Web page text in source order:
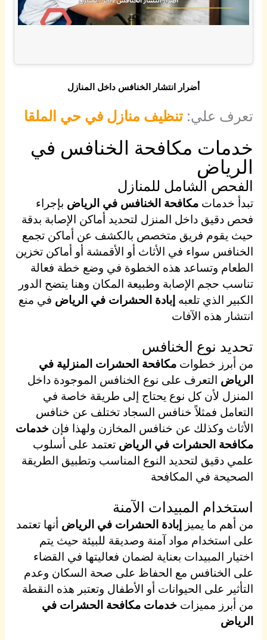
أضرار انتشار الخنافس داخل المنازل
تعرف علي: تنظيف منازل في حي الملقا
خدمات مكافحة الخنافس في
الرياض
الفحص الشامل للمنازل
تبدأ خدماتمكافحة الخنافس في الرياض بإجراء
فحص دقيق داخل المنزل لتحديد أماكن الإصابة بدقة
حيث يقوم فريق متخصص بالكشف عن أماكن تجمع
الخنافس سواء في الأثاث أو الأقمشة أو أماكن تخزين
الطعام وتساعد هذه الخطوة في وضع خطة فعالة
تناسب حجم الإصابة وطبيعة المكان وهنا يتضح الدور
الكبير الذي تلعبهإبادة الحشرات في الرياض في منع
انتشار هذه الآفات
تحديد نوع الخنافس
من أبرز خطوات مكافحة الحشرات المنزلية في
الرياض التعرف على نوع الخنافس الموجودة داخل
المنزل لأن كل نوع يحتاج إلى طريقة خاصة في
التعامل فمثلاً خنافس السجاد تختلف عن خنافس
الأثاث وكذلك عن خنافس المخازن ولهذا فإن خدمات
مكافحة الحشرات في الرياض تعتمد على أسلوب
علمي دقيق لتحديد النوع المناسب وتطبيق الطريقة
الصحيحة في المكافحة
استخدام المبيدات الآمنة
من أهم ما يميزإبادة الحشرات في الرياض أنها تعتمد
على استخدام مواد آمنة وصديقة للبيئة حيث يتم
اختيار المبيدات بعناية لضمان فعاليتها في القضاء
على الخنافس مع الحفاظ على صحة السكان وعدم
التأثير على الحيوانات أو الأطفال وتعتبر هذه النقطة
من أبرز مميزات خدمات مكافحة الحشرات في
الرياض